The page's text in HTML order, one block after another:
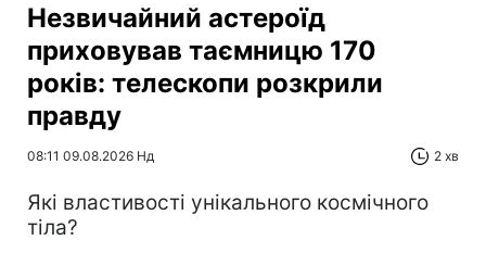
Незвичайний астероїд
приховував таємницю 170
років: телескопи розкрили
правду
08:11 09.08.2026 Нд 2 хв
Які властивості унікального космічного
тіла?